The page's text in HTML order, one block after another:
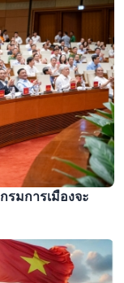
มการเมืองจะ